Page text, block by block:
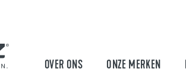
OVER ONS ONZE MERKEN